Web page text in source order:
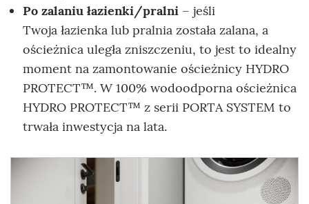
Po zalaniu łazienki/pralni – jeśli
Twoja łazienka lub pralnia została zalana, a
ościeżnica uległa zniszczeniu, to jest to idealny
moment na zamontowanie ościeżnicy HYDRO
PROTECT™. W 100% wodoodporna ościeżnica
HYDRO PROTECT™ z serii PORTA SYSTEM to
trwała inwestycja na lata.